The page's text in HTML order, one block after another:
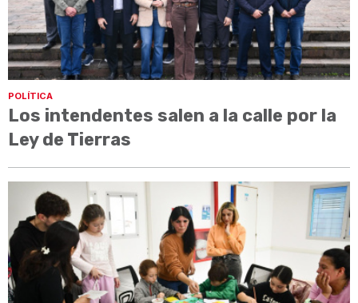
POLÍTICA
Los intendentes salen a la calle por la
Ley de Tierras